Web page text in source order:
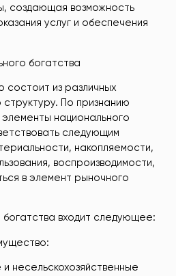
создающая возможность
услуг и обеспечения
богатства
состоит из различных
По признанию
национального
следующим
накопляемости,
воспроизводимости,
в элемент рыночного
богатства входит следующее:
несельскохозяйственные